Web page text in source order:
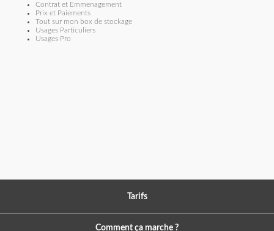
Contrat et Emmenagement
Prix et Paiements
Tout sur mon box de stockage
Usages Particuliers
Usages Pro
Tarifs
Comment ça marche ?